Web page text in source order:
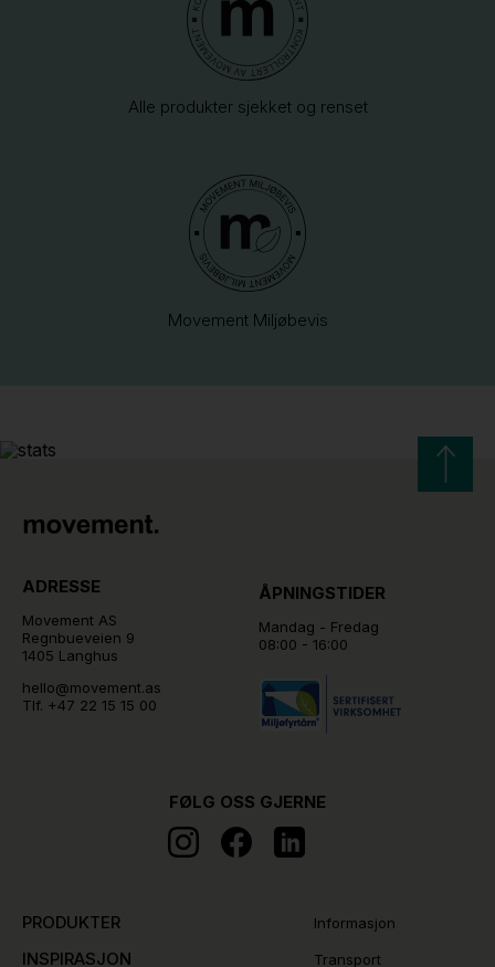
Alle produkter sjekket og renset
Movement Miljøbevis
ADRESSE
Movement AS
Regnbueveien 9
1405 Langhus
hello@movement.as
Tlf. +47 22 15 15 00
ÅPNINGSTIDER
Mandag - Fredag
08:00 - 16:00
PRODUKTER
INSPIRASJON
Informasjon
Transport
FØLG OSS GJERNE